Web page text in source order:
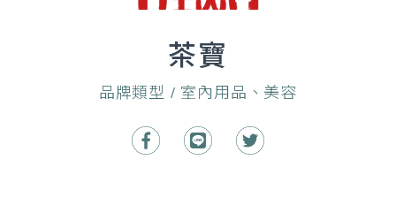
茶寶
品牌類型 / 室內用品、美容